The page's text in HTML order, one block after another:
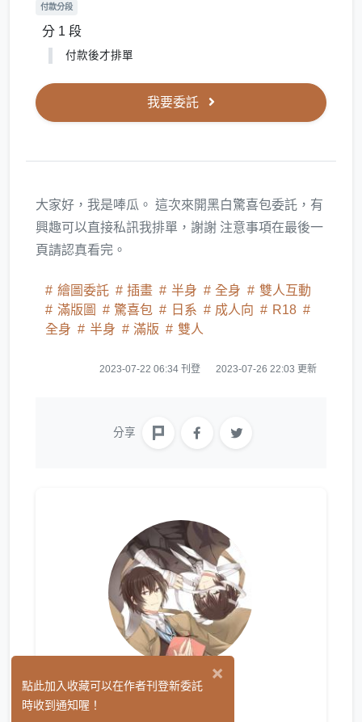
付款分段
分 1 段
付款後才排單
我要委託
大家好，我是唪瓜。 這次來開黑白驚喜包委託，有
興趣可以直接私訊我排單，謝謝 注意事項在最後一
頁請認真看完。
繪圖委託 插畫 半身 全身
雙人互動
滿版圖
驚喜包 日系 成人向
R18
全身
半身 滿版 雙人
2023-07-22 06:34 刊登 2023-07-26 22:03 更新
分享
唪瓜 (1)
×
點此加入收藏可以在作者刊登新委託
時收到通知喔！